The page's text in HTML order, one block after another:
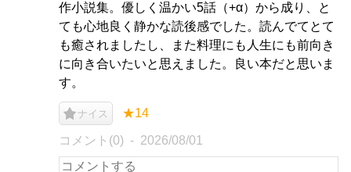
作小説集。優しく温かい5話（+α）から成り、と
ても心地良く静かな読後感でした。読んでてとて
も癒されましたし、また料理にも人生にも前向き
に向き合いたいと思えました。良い本だと思いま
す。
ナイス ★14
コメント(0) 2026/08/01